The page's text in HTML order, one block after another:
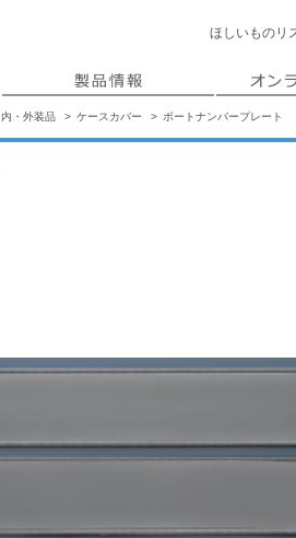
ほしいもの リ
内・外装品 ケースカバー ボートナンバープレート